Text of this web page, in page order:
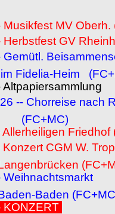
MV Oberh.
Herbstfest GV
Heim
Altpapiersammlung
-- Chorreise nach
Friedhof
CGM W.
Weihnachtsmarkt
KONZERT